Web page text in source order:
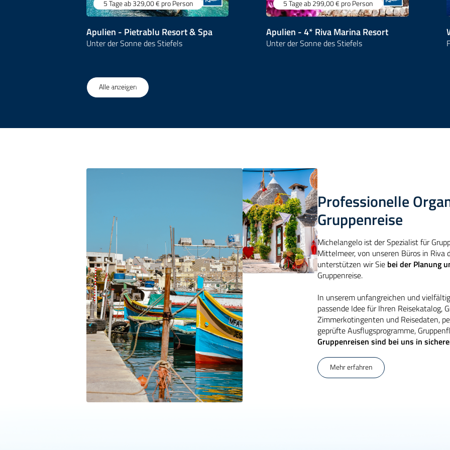
5 Tageab 329,00 € pro Person
Apulien - Pietrablu Resort & Spa
Unter der Sonne des Stiefels
5 Tageab 299,00 € pro Person
Apulien - 4* Riva Marina Resort
Unter der Sonne des Stiefels
1 17
Alle anzeigen
Professionelle
Gruppenreise
Michelangelo ist der Spezialist für
Mittelmeer, von unseren Büros in Riva
unterstützen wir Sie bei der Planung
Gruppenreise.
In unserem unfangreichen und
passende Idee für Ihren Reisekatalog,
Zimmerkotingenten und Reisedaten,
geprüfte Ausflugsprogramme,
Gruppenreisen sind bei uns in
Mehr erfahren